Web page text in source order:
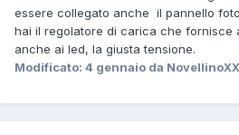
essere collegato anche il pannello
hai il regolatore di carica che fornisce
anche ai led, la giusta tensione.
Modificato: 4 gennaio da NovellinoXX